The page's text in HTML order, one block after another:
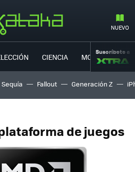
NUEVO
CIENCIA MOVILIDAD
Suscríbete a
Sequía Fallout Generación Z
de juegos